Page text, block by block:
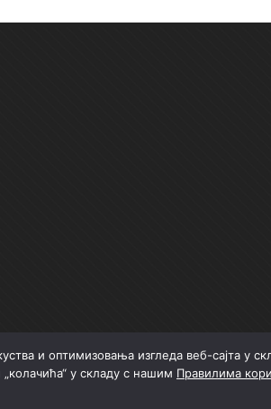
и оптимизовања изгледа веб-сајта у
у складу с нашим Правилима